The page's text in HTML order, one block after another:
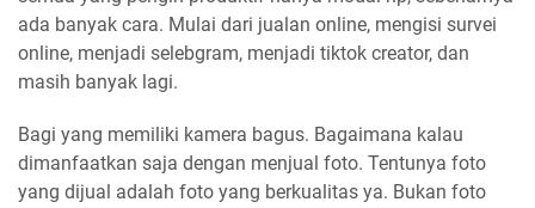
ada banyak cara. Mulai dari jualan online, mengisi survei
online, menjadi selebgram, menjadi tiktok creator, dan
masih banyak lagi.
Bagi yang memiliki kamera bagus. Bagaimana kalau
dimanfaatkan saja dengan menjual foto. Tentunya foto
yang dijual adalah foto yang berkualitas ya. Bukan foto